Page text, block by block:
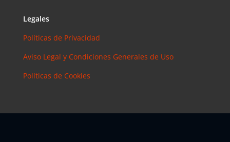
Legales
Políticas de Privacidad
Aviso Legal y Condiciones Generales de Uso
Políticas de Cookies